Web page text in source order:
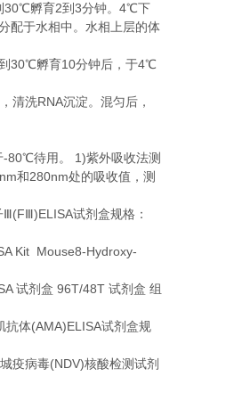
30℃孵育2到 3分钟。 4℃下
配于水相中。水相上层的体
30℃孵育10分钟后，于4℃
，清洗RNA沉淀。混匀后，
-80℃待用。 1)紫外吸收法测
和 280nm处的吸收值，测
(F )ELISA试剂盒规格：
Kit Mouse8-Hydroxy-
试剂盒 96T/48T 试剂盒 组
抗体(AMA)ELISA试剂盒规
疫病毒(NDV)核酸检测试剂